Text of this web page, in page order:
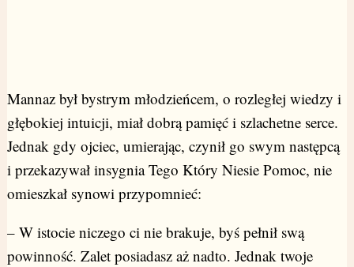
Mannaz był bystrym młodzieńcem, o rozległej wiedzy i
głębokiej intuicji, miał dobrą pamięć i szlachetne serce.
Jednak gdy ojciec, umierając, czynił go swym następcą
i przekazywał insygnia Tego Który Niesie Pomoc, nie
omieszkał synowi przypomnieć:
– W istocie niczego ci nie brakuje, byś pełnił swą
powinność. Zalet posiadasz aż nadto. Jednak twoje